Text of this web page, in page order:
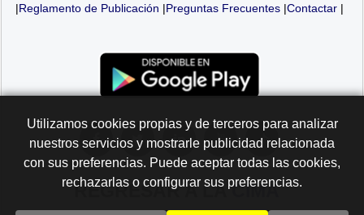
|Reglamento de Publicación |Preguntas Frecuentes|Contactar|
Utilizamos cookies propias y de terceros para analizar
nuestros servicios y mostrarle publicidad relacionada
con sus preferencias. Puede aceptar todas las cookies,
rechazarlas o configurar sus preferencias.
REGRESAR A LACIMA